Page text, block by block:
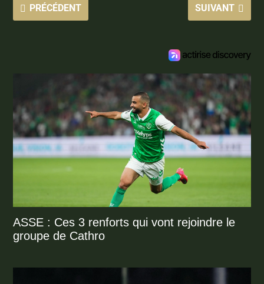
PRÉCÉDENT SUIVANT
ASSE : Ces 3 renforts qui vont rejoindre le
groupe de Cathro